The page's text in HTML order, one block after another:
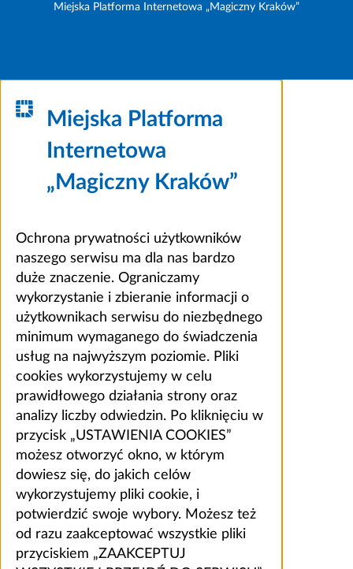
Miejska Platforma Internetowa „Magiczny Kraków”
Miejska Platforma
Internetowa
„Magiczny Kraków”
Ochrona prywatności użytkowników
naszego serwisu ma dla nas bardzo
duże znaczenie. Ograniczamy
wykorzystanie i zbieranie informacji o
użytkownikach serwisu do niezbędnego
minimum wymaganego do świadczenia
usług na najwyższym poziomie. Pliki
cookies wykorzystujemy w celu
prawidłowego działania strony oraz
analizy liczby odwiedzin. Po kliknięciu w
przycisk „USTAWIENIA COOKIES”
możesz otworzyć okno, w którym
dowiesz się, do jakich celów
wykorzystujemy pliki cookie, i
potwierdzić swoje wybory. Możesz też
od razu zaakceptować wszystkie pliki
przyciskiem „ZAAKCEPTUJ